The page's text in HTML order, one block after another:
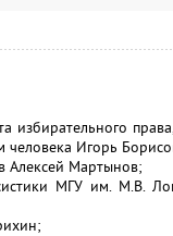
избирательного
человека Игорь
Алексей Мартынов;
МГУ им. М.В.